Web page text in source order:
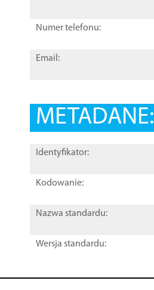
Numer telefonu:
Email:
METADANE:
Identyfikator:
Kodowanie:
Nazwa standardu:
Wersja standardu: